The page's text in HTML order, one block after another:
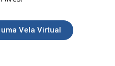
Vela Virtual